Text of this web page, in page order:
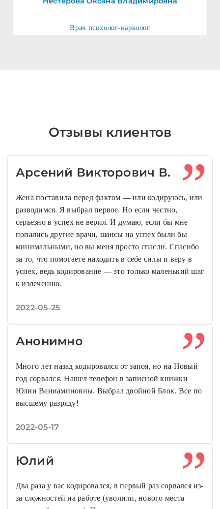
Врач психолог-нарколог
Отзывы клиентов
Арсений Викторович В.
Жена поставила перед фактом — или кодируюсь, или
разводимся. Я выбрал первое. Но если честно,
серьезно в успех не верил. И думаю, если бы мне
попались другие врачи, шансы на успех были бы
минимальными, но вы меня просто спасли. Спасибо
за то, что помогаете находить в себе силы и веру в
успех, ведь кодирование — это только маленький шаг
к излечению.
2022-05-25
Анонимно
Много лет назад кодировался от запоя, но на Новый
год сорвался. Нашел телефон в записной книжки
Юлии Вениаминовны. Выбрал двойной Блок. Все по
высшему разряду!
2022-05-17
Юлий
Два раза у вас кодировался, в первый раз сорвался из-
за сложностей на работе (уволили, нового места